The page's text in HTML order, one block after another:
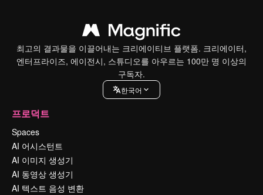
최고의 결과물을 이끌어내는 크리에이티브 플랫폼. 크리에이터,
엔터프라이즈, 에이전시, 스튜디오를 아우르는 100만 명 이상의
구독자.
한국어
프로덕트
Spaces
AI 어시스턴트
AI 이미지 생성기
AI 동영상 생성기
AI 텍스트 음성 변환